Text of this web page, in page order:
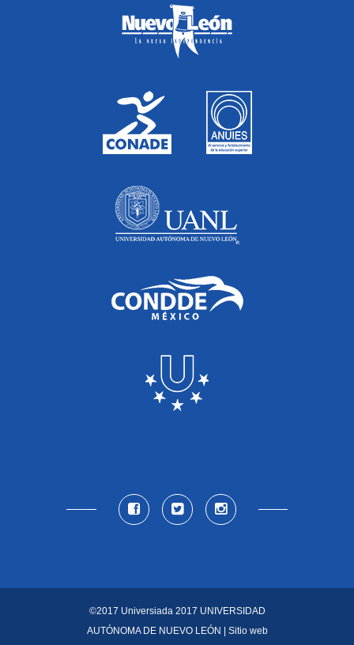
©2017 Universiada 2017 UNIVERSIDAD
AUTÓNOMA DE NUEVO LEÓN | Sitio web